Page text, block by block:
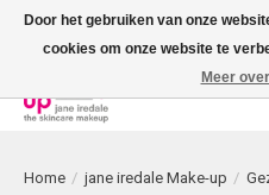
Bestellingen boven € 50,00 worden
Home / jane iredale Make-up /
Door het gebruiken van onze
cookies om onze website te
Meer